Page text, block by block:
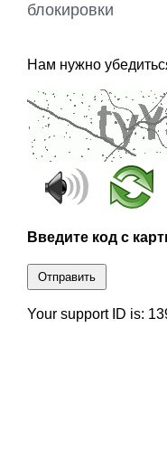
блокировки
Нам нужно
Введите код с
Отправить
Your support ID is: